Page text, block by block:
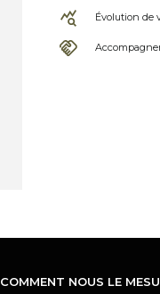
Évolution de
COMMENT NOUS LE